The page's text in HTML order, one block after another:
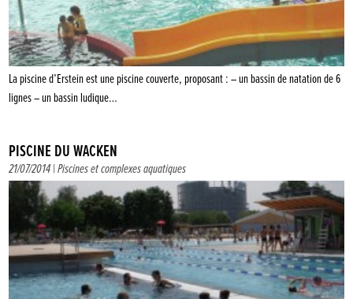
La piscine d’Erstein est une piscine couverte, proposant : – un bassin de natation de 6
lignes – un bassin ludique…
PISCINE DU WACKEN
21/07/2014 |Piscines et complexes aquatiques